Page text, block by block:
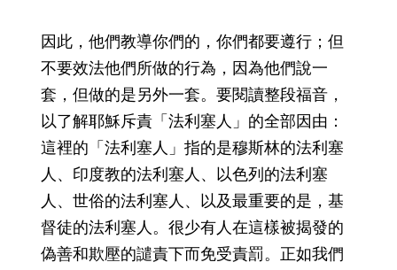
因此，他們教導你們的，你們都要遵行；但
不要效法他們所做的行為，因為他們說一
套，但做的是另外一套。要閱讀整段福音，
以了解耶穌斥責「法利塞人」的全部因由：
這裡的「法利塞人」指的是穆斯林的法利塞
人、印度教的法利塞人、以色列的法利塞
人、世俗的法利塞人、以及最重要的是，基
督徒的法利塞人。很少有人在這樣被揭發的
偽善和欺壓的譴責下而免受責罰。正如我們